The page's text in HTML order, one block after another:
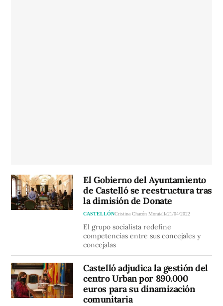
El Gobierno del Ayuntamiento
de Castelló se reestructura tras
la dimisión de Donate
CASTELLÓNCristina Chacón Moratalla21/04/2022
El grupo socialista redefine
competencias entre sus concejales y
concejalas
Castelló adjudica la gestión del
centro Urban por 890.000
euros para su dinamización
comunitaria